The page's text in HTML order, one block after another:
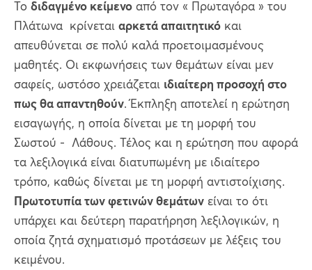
Το διδαγμένο κείμενο από τον « Πρωταγόρα » του
Πλάτωνα κρίνεται αρκετά απαιτητικό και
απευθύνεται σε πολύ καλά προετοιμασμένους
μαθητές. Οι εκφωνήσεις των θεμάτων είναι μεν
σαφείς, ωστόσο χρειάζεται ιδιαίτερη προσοχή στο
πως θα απαντηθούν. Έκπληξη αποτελεί η ερώτηση
εισαγωγής, η οποία δίνεται με τη μορφή του
Σωστού - Λάθους. Τέλος και η ερώτηση που αφορά
τα λεξιλογικά είναι διατυπωμένη με ιδιαίτερο
τρόπο, καθώς δίνεται με τη μορφή αντιστοίχισης.
Πρωτοτυπία των φετινών θεμάτων είναι το ότι
υπάρχει και δεύτερη παρατήρηση λεξιλογικών, η
οποία ζητά σχηματισμό προτάσεων με λέξεις του
κειμένου.